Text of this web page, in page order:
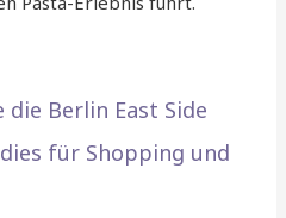
die Berlin East Side
für Shopping und